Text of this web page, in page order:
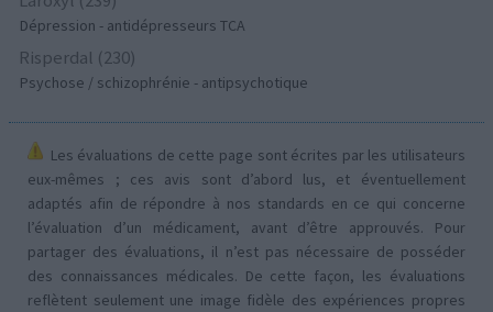
Dépression - antidépresseurs TCA
Risperdal (230)
Psychose / schizophrénie - antipsychotique
Les évaluations de cette page sont écrites par les utilisateurs
eux-mêmes ; ces avis sont d’abord lus, et éventuellement
adaptés afin de répondre à nos standards en ce qui concerne
l’évaluation d’un médicament, avant d’être approuvés. Pour
partager des évaluations, il n’est pas nécessaire de posséder
des connaissances médicales. De cette façon, les évaluations
reflètent seulement une image fidèle des expériences propres